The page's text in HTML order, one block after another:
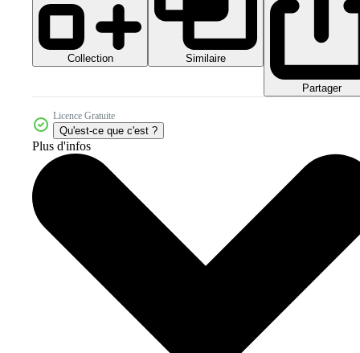
Collection Similaire
Partager
Licence Gratuite
Qu'est-ce que c'est ?
Plus d'infos